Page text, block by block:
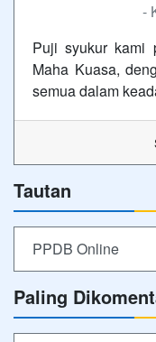
-
Puji syukur kami
Maha Kuasa,
semua dalam
Tautan
PPDB Online
Paling